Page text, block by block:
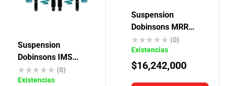
Suspension
Dobinsons IMS
Toyota Txl (0)
Existencias
Suspension
Dobinsons MRR
Toyota 4Runner
(0)
Existencias
$16,242,000